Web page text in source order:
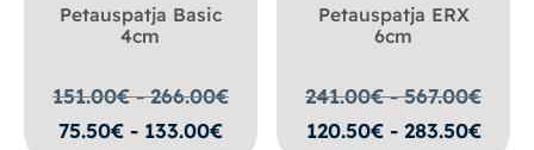
Petauspatja Basic
4cm
151.00€ - 266.00€
75.50€ - 133.00€
Petauspatja ERX
6cm
241.00€ - 567.00€
120.50€ - 283.50€